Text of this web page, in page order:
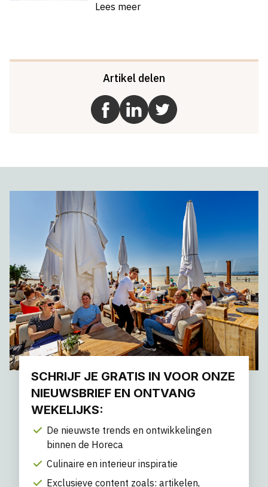
Lees meer
Artikel delen
SCHRIJF JE GRATIS IN VOOR ONZE
NIEUWSBRIEF EN ONTVANG
WEKELIJKS:
De nieuwste trends en ontwikkelingen
binnen de Horeca
Culinaire en interieur inspiratie
Exclusieve content zoals: artikelen,